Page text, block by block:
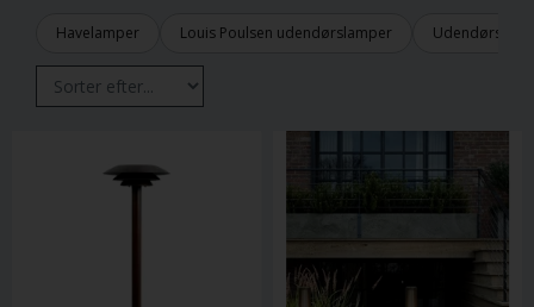
Havelamper Louis Poulsen udendørslamper